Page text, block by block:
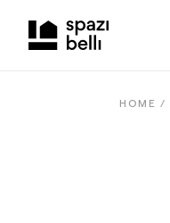
HOME /